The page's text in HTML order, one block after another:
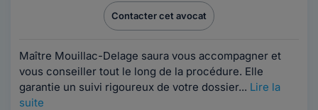
Contacter cet avocat
Maître Mouillac-Delage saura vous accompagner et
vous conseiller tout le long de la procédure. Elle
garantie un suivi rigoureux de votre dossier... Lire la
suite